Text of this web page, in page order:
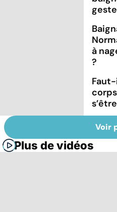
à
?
Voir
Plus de vidéos